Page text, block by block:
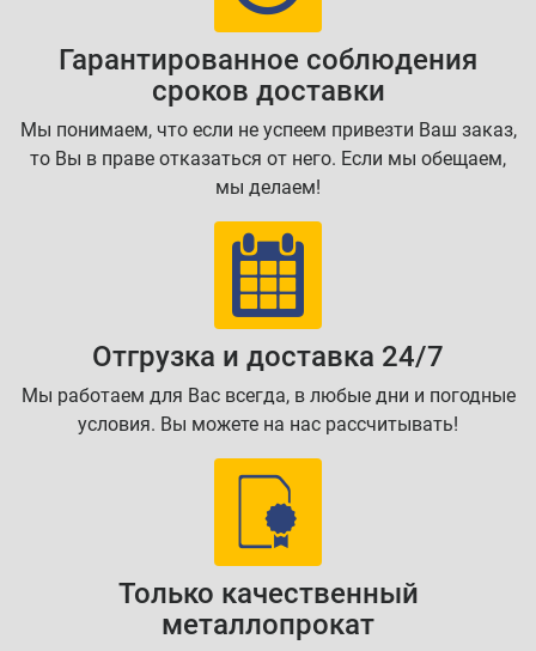
Гарантированное соблюдения
сроков доставки
Мы понимаем, что если не успеем привезти Ваш заказ,
то Вы в праве отказаться от него. Если мы обещаем,
мы делаем!
Отгрузка и доставка 24/7
Мы работаем для Вас всегда, в любые дни и погодные
условия. Вы можете на нас рассчитывать!
Только качественный
металлопрокат